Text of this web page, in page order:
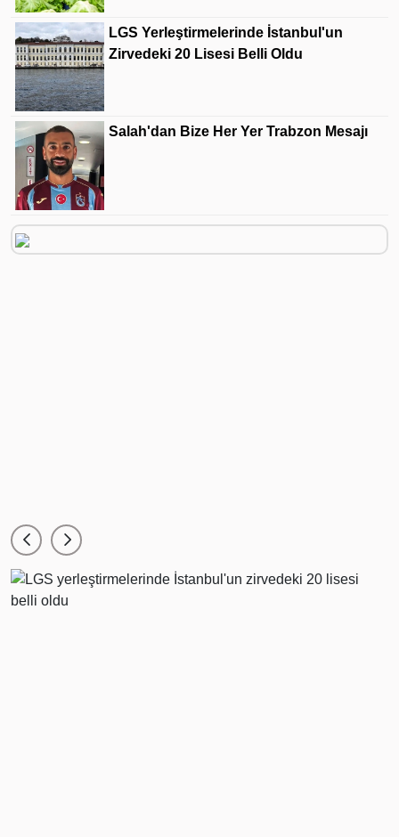
LGS Yerleştirmelerinde İstanbul'un
Zirvedeki 20 Lisesi Belli Oldu
Salah'dan Bize Her Yer Trabzon Mesajı